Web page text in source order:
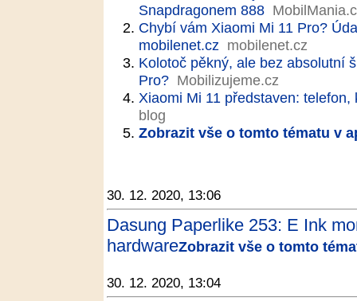
Snapdragonem 888
Chybí vám Xiaomi Mi 11 Pro?
mobilenet.cz mobilenet.cz
Kolotoč pěkný, ale bez absolutní
Pro? Mobilizujeme.cz
Xiaomi Mi 11 představen:
blog
Zobrazit vše o tomto tématu v
30. 12. 2020, 13:06
Dasung Paperlike 253: E Ink
hardwareZobrazit vše o tomto
30. 12. 2020, 13:04